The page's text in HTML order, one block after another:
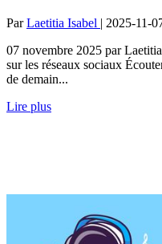
ParLaetitia Isabel | 2025-11-
07 novembre 2025 par
sur les réseaux sociaux
de demain...
Lire plus